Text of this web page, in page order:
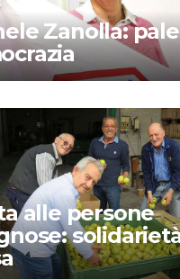
Zanolla:
alle persone